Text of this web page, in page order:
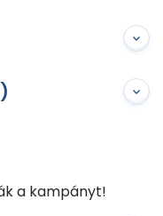
a kampányt!